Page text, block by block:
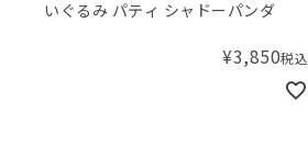
いぐるみ パティ シャドーパンダ
¥3,850税込